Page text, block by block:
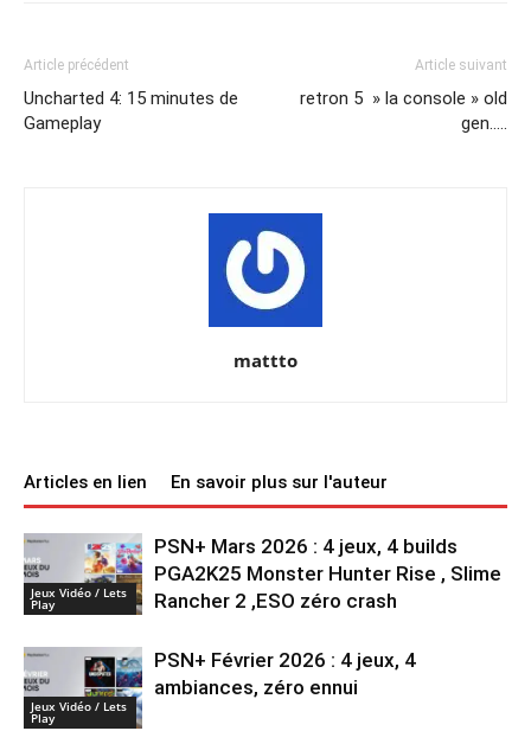
Article précédent
Uncharted 4: 15 minutes de
Gameplay
Article suivant
retron 5 » la console » old
gen…..
mattto
Articles en lien En savoir plus sur l'auteur
Jeux Vidéo / Lets
Play
PSN+ Mars 2026 : 4 jeux, 4 builds
PGA2K25 Monster Hunter Rise , Slime
Rancher 2 ,ESO zéro crash
Jeux Vidéo / Lets
Play
PSN+ Février 2026 : 4 jeux, 4
ambiances, zéro ennui